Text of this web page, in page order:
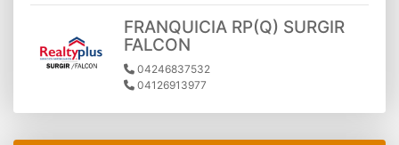
FRANQUICIA RP(Q) SURGIR
FALCON
04246837532
04126913977